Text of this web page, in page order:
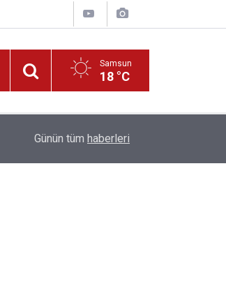
Samsun
18 °C
Fahiş fiyatlar nedeniyle işletmelere 101 milyon
Günün tüm haberleri